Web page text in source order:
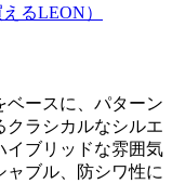
ベースに、パターン
クラシカルなシルエ
イブリッドな雰囲気
ャブル、防シワ性に